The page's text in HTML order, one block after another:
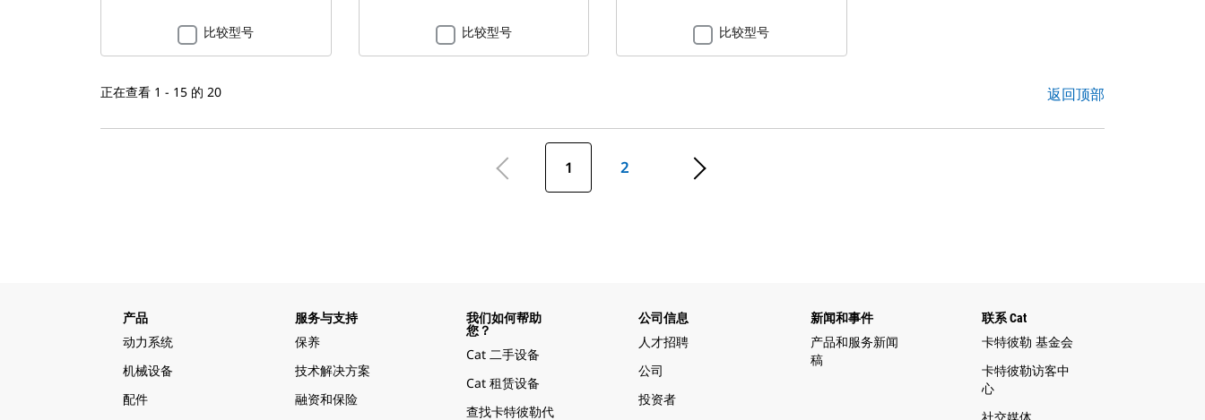
比较型号 比较型号 比较型号
正在查看 1 - 15 的 20 返回顶部
1 2
产品
动力系统
机械设备
配件
服务与支持
保养
技术解决方案
融资和保险
我们如何帮助
您？
Cat 二手设备
Cat 租赁设备
查找卡特彼勒代
公司信息
人才招聘
公司
投资者
新闻和事件
产品和服务新闻
稿
联系 Cat
卡特彼勒 基金会
卡特彼勒访客中
心